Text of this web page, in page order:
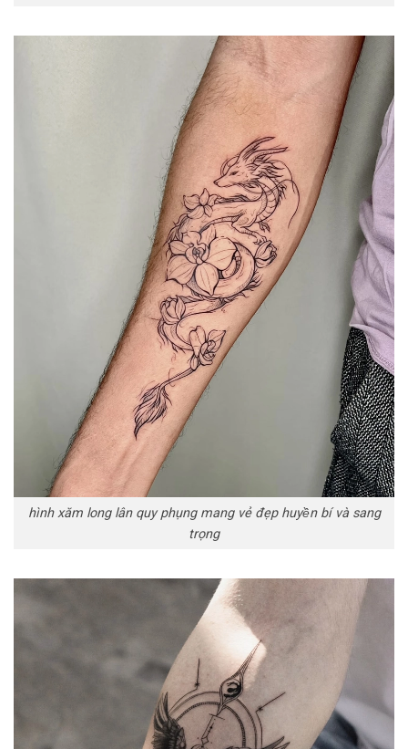
hình xăm long lân quy phụng mang vẻ đẹp huyền bí và sang
trọng